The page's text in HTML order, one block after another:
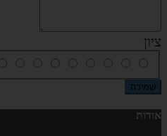
ציון
שמירה
אודות